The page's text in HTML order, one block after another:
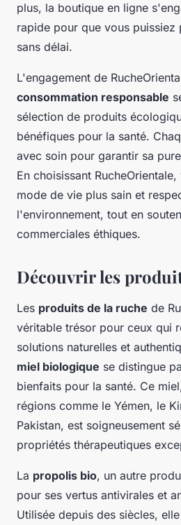
plus, la boutique en ligne
rapide pour que vous
sans délai.
L'engagement de
consommation responsable
sélection de produits
bénéfiques pour la santé.
avec soin pour garantir sa
En choisissant
mode de vie plus sain et
l'environnement, tout en
commerciales éthiques.
Découvrir les
Les produits de la ruche de
véritable trésor pour ceux qui
solutions naturelles et
miel biologique se distingue
bienfaits pour la santé. Ce
régions comme le Yémen, le
Pakistan, est soigneusement
propriétés thérapeutiques
La propolis bio, un autre
pour ses vertus antivirales et
Utilisée depuis des siècles,